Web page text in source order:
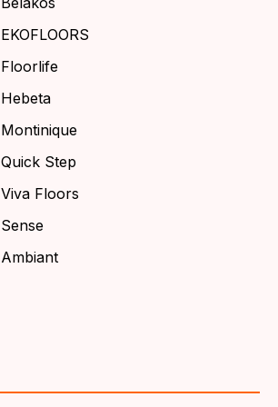
EKOFLOORS
Floorlife
Hebeta
Montinique
Quick Step
Viva Floors
Sense
Ambiant